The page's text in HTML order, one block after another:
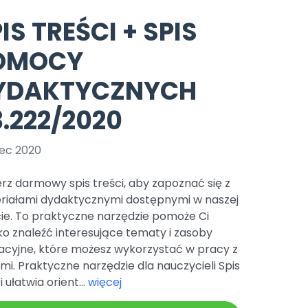
Pomoc
Zapowiedzi
Promocje
czerwca 2024 r. uzyskała
Online.
Bliżej Pieska
Pomoc zwierzętom
Książka (dla) Przedszkolaka
Promowanie czytelnictwa
TikTok
Zobacz nas na TikToku
YouTube
Filmy edukacyjne
TREŚCI + SPIS
2020
2020
darmowy spis treści, aby zapoznać się z
dydaktycznymi dostępnymi w naszej
To praktyczne narzędzie pomoże Ci
znaleźć interesujące tematy i zasoby
które możesz wykorzystać w pracy z
Praktyczne narzędzie dla nauczycieli Spis
orient... więcej